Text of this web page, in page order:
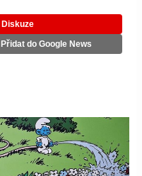
Diskuze
Přidat do Google News